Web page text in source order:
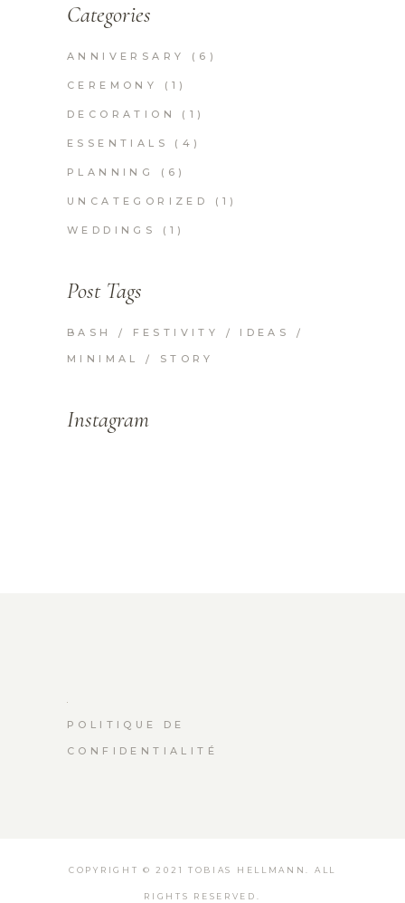
Categories
ANNIVERSARY (6)
CEREMONY (1)
DECORATION (1)
ESSENTIALS (4)
PLANNING (6)
UNCATEGORIZED (1)
WEDDINGS (1)
Post Tags
BASH FESTIVITY IDEAS
MINIMAL STORY
Instagram
POLITIQUE DE
CONFIDENTIALITÉ
COPYRIGHT © 2021 TOBIAS HELLMANN. ALL
RIGHTS RESERVED.